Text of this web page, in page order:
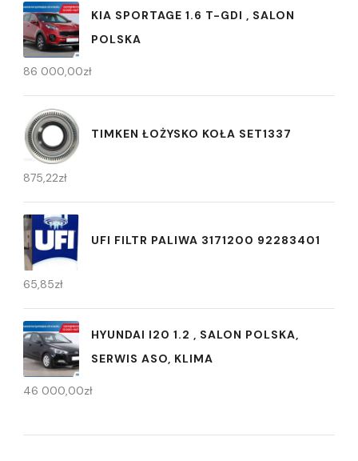
KIA SPORTAGE 1.6 T-GDI , SALON
POLSKA
86 000,00zł
TIMKEN ŁOŻYSKO KOŁA SET1337
875,22zł
UFI FILTR PALIWA 3171200 92283401
65,85zł
HYUNDAI I20 1.2 , SALON POLSKA,
SERWIS ASO, KLIMA
46 000,00zł